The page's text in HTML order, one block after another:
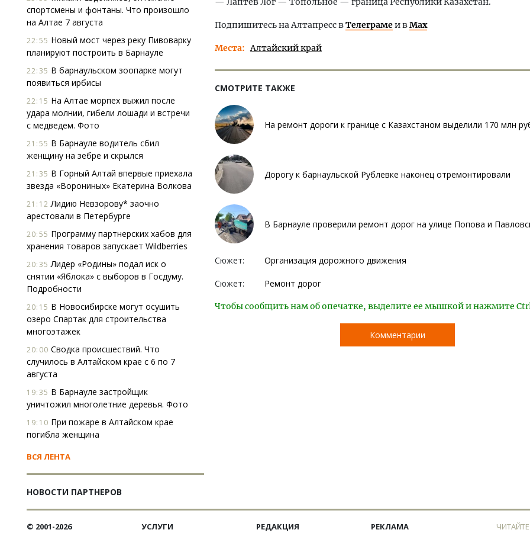
спортсмены и фонтаны. Что произошло
на Алтае 7 августа
22:55 Новый мост через реку Пивоварку
планируют построить в Барнауле
22:35 В барнаульском зоопарке могут
появиться ирбисы
22:15 На Алтае морпех выжил после
удара молнии, гибели лошади и встречи
с медведем. Фото
21:55 В Барнауле водитель сбил
женщину на зебре и скрылся
21:35 В Горный Алтай впервые приехала
звезда «Ворониных» Екатерина Волкова
21:12 Лидию Невзорову* заочно
арестовали в Петербурге
20:55 Программу партнерских хабов для
хранения товаров запускает Wildberries
20:35 Лидер «Родины» подал иск о
снятии «Яблока» с выборов в Госдуму.
Подробности
20:15 В Новосибирске могут осушить
озеро Спартак для строительства
многоэтажек
20:00 Сводка происшествий. Что
случилось в Алтайском крае с 6 по 7
августа
19:35 В Барнауле застройщик
уничтожил многолетние деревья. Фото
19:10 При пожаре в Алтайском крае
погибла женщина
ВСЯ ЛЕНТА
НОВОСТИ ПАРТНЕРОВ
Подпишитесь на Алтапресс вТелеграмеи вMax
Места Алтайский край
СМОТРИТЕ ТАКЖЕ
На ремонт дороги к границе с Казахстаном выделили 170 млн
Дорогу к барнаульской Рублевке наконец отремонтировали
В Барнауле проверили ремонт дорог на улице Попова и
Сюжет: Организация дорожного движения
Сюжет: Ремонт дорог
Чтобы сообщить нам об опечатке, выделите ее мышкой и нажмите
Комментарии
© 2001-2026
УСЛУГИ
РЕДАКЦИЯ
РЕКЛАМА